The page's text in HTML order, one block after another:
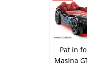
Pat in
Masina